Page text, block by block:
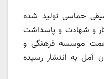
حماسی تولید شده
و شهادت و پاسداشت
همت موسسه فرهنگی و
آمل به انتشار رسیده